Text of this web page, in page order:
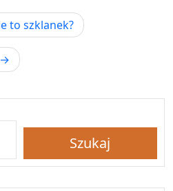
to szklanek?
Szukaj